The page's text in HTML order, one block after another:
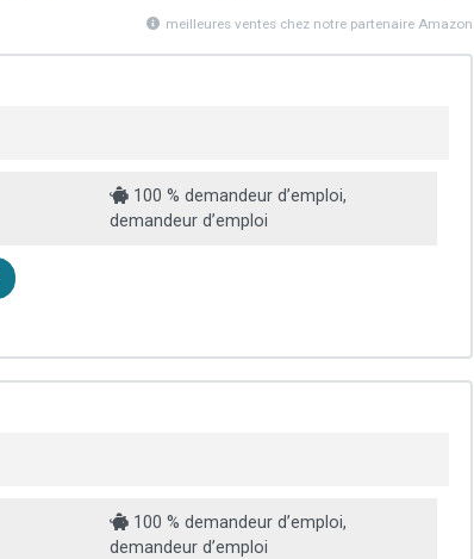
meilleures ventes chez notre partenaire Amazon
100 % demandeur d’emploi,
demandeur d’emploi
100 % demandeur d’emploi,
demandeur d’emploi